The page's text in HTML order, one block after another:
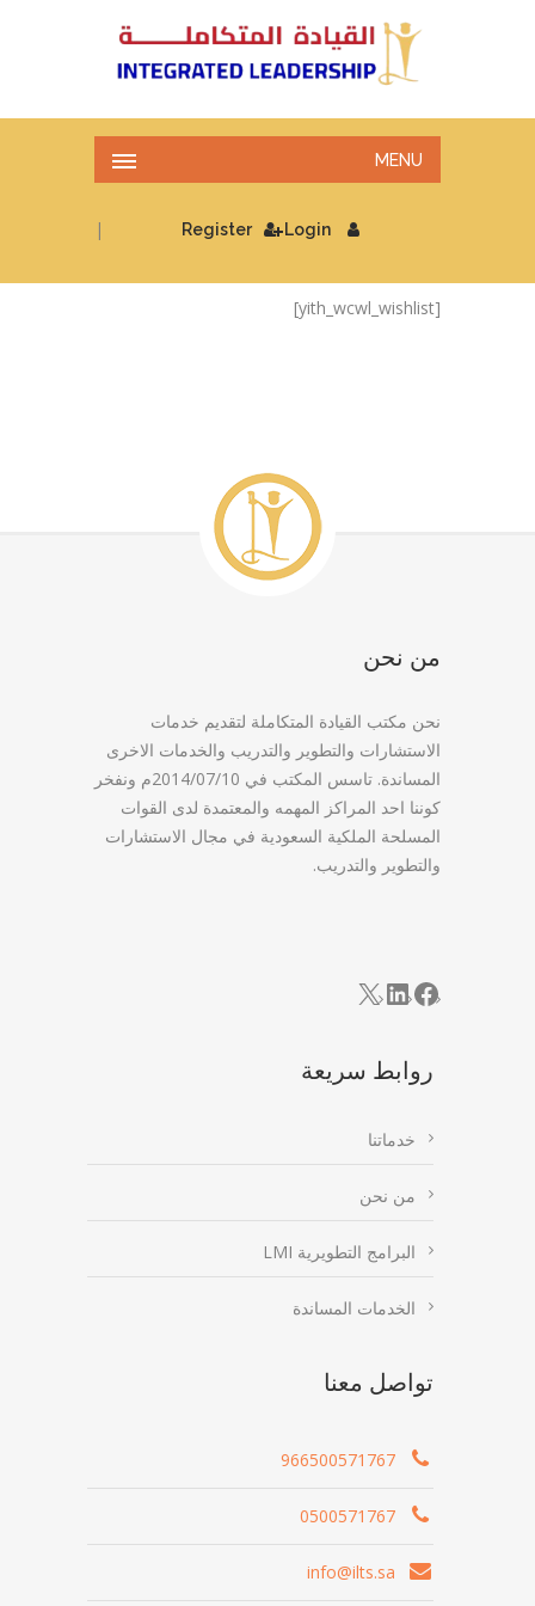
MENU
Login
| Register
[yith_wcwl_wishlist]
من نحن
نحن مكتب القيادة المتكاملة لتقديم خدمات
الاستشارات والتطوير والتدريب والخدمات الاخرى
المساندة. تاسس المكتب في 2014/07/10م ونفخر
كوننا احد المراكز المهمه والمعتمدة لدى القوات
المسلحة الملكية السعودية في مجال الاستشارات
والتطوير والتدريب.
Facebook
LinkedIn
X
روابط سريعة
خدماتنا
من نحن
البرامج التطويرية LMI
الخدمات المساندة
تواصل معنا
966500571767
0500571767
info@ilts.sa